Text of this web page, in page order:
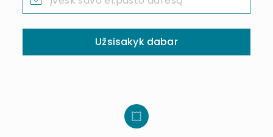
Užsisakyk dabar